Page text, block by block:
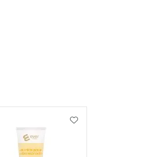
AOS FAVORITOSADICIONAR AOS